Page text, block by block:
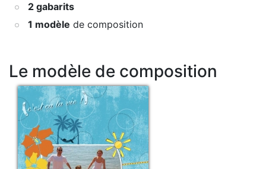
2 gabarits
1 modèle de composition
Le modèle de composition